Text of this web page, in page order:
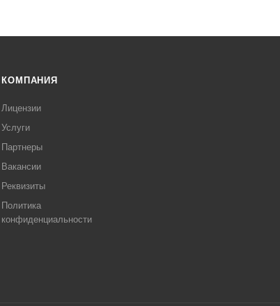
КОМПАНИЯ
Лицензии
Услуги
Партнеры
Вакансии
Реквизиты
Политика
конфиденциальности